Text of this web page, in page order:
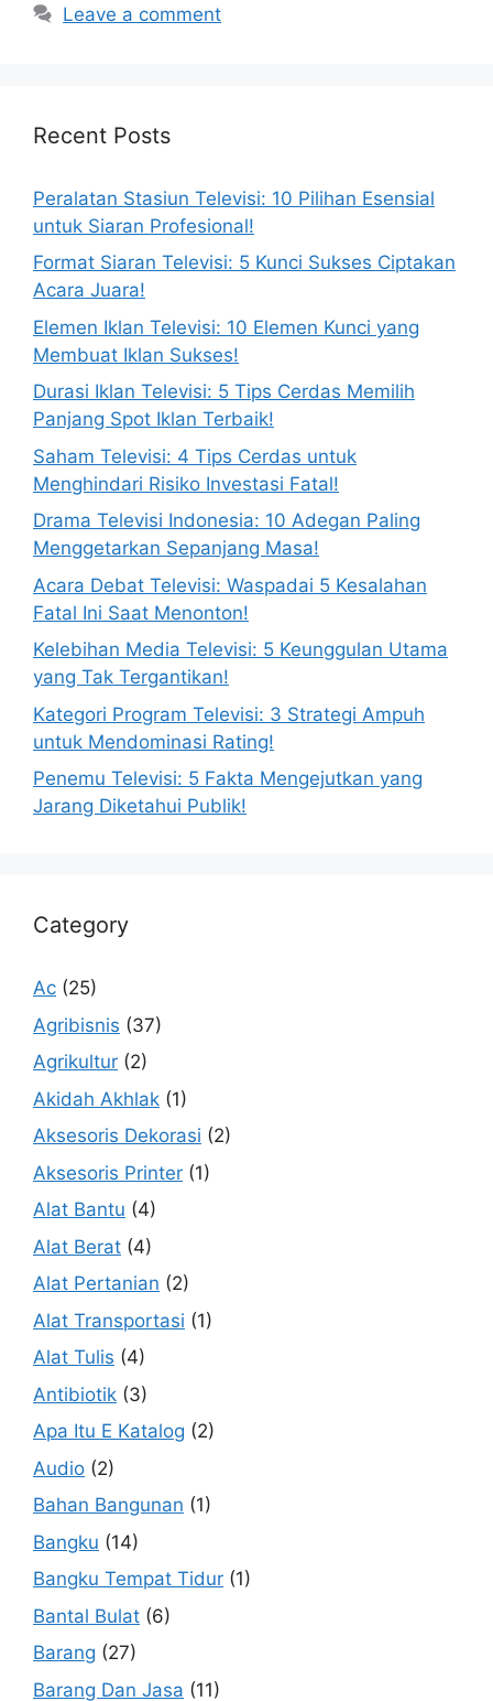
Leave a comment
Recent Posts
Peralatan Stasiun Televisi: 10 Pilihan Esensial
untuk Siaran Profesional!
Format Siaran Televisi: 5 Kunci Sukses Ciptakan
Acara Juara!
Elemen Iklan Televisi: 10 Elemen Kunci yang
Membuat Iklan Sukses!
Durasi Iklan Televisi: 5 Tips Cerdas Memilih
Panjang Spot Iklan Terbaik!
Saham Televisi: 4 Tips Cerdas untuk
Menghindari Risiko Investasi Fatal!
Drama Televisi Indonesia: 10 Adegan Paling
Menggetarkan Sepanjang Masa!
Acara Debat Televisi: Waspadai 5 Kesalahan
Fatal Ini Saat Menonton!
Kelebihan Media Televisi: 5 Keunggulan Utama
yang Tak Tergantikan!
Kategori Program Televisi: 3 Strategi Ampuh
untuk Mendominasi Rating!
Penemu Televisi: 5 Fakta Mengejutkan yang
Jarang Diketahui Publik!
Category
Ac (25)
Agribisnis (37)
Agrikultur (2)
Akidah Akhlak (1)
Aksesoris Dekorasi (2)
Aksesoris Printer (1)
Alat Bantu (4)
Alat Berat (4)
Alat Pertanian (2)
Alat Transportasi (1)
Alat Tulis (4)
Antibiotik (3)
Apa Itu E Katalog (2)
Audio (2)
Bahan Bangunan (1)
Bangku (14)
Bangku Tempat Tidur (1)
Bantal Bulat (6)
Barang (27)
Barang Dan Jasa (11)